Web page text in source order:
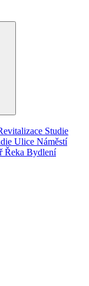
Studie
Ulice Náměstí
Řeka Bydlení